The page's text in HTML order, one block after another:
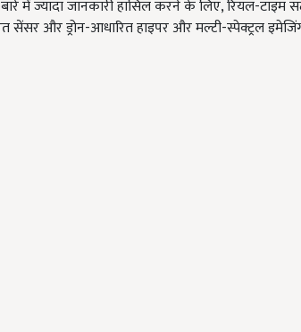
में ज्यादा जानकारी हासिल करने के लिए, रियल-
सेंसर और ड्रोन-आधारित हाइपर और मल्टी-स्पेक्ट्रल